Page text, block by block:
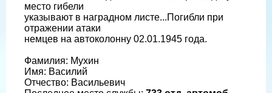
место гибели
указывают в наградном листе...Погибли при
отражении атаки
немцев на автоколонну 02.01.1945 года.
Фамилия: Мухин
Имя: Василий
Отчество: Васильевич